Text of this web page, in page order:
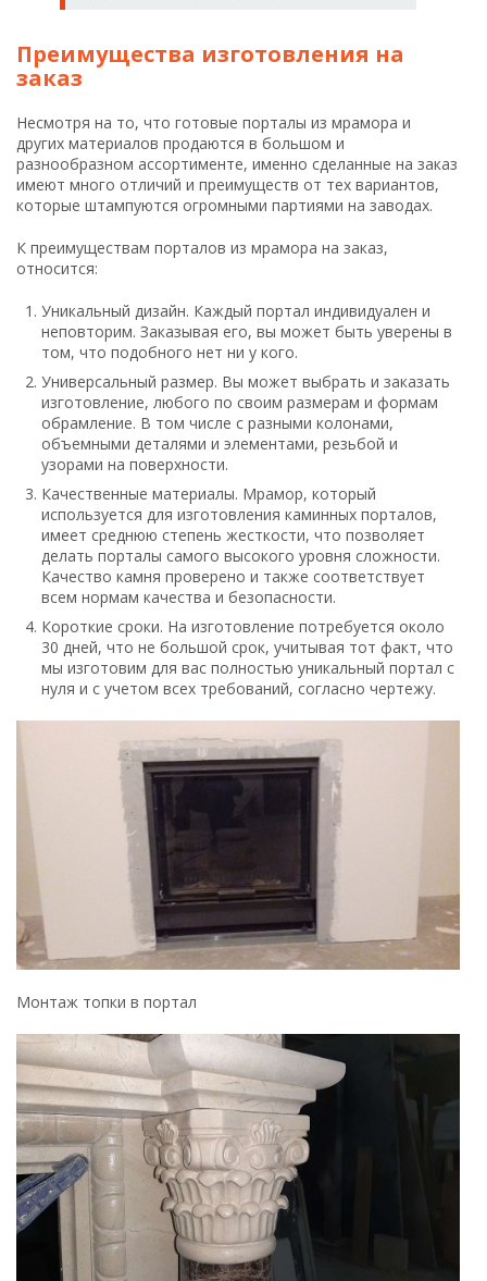
Преимущества изготовления на
заказ
Несмотря на то, что готовые порталы из мрамора и
других материалов продаются в большом и
разнообразном ассортименте, именно сделанные на заказ
имеют много отличий и преимуществ от тех вариантов,
которые штампуются огромными партиями на заводах.
К преимуществам порталов из мрамора на заказ,
относится:
Уникальный дизайн. Каждый портал индивидуален и
неповторим. Заказывая его, вы может быть уверены в
том, что подобного нет ни у кого.
Универсальный размер. Вы может выбрать и заказать
изготовление, любого по своим размерам и формам
обрамление. В том числе с разными колонами,
объемными деталями и элементами, резьбой и
узорами на поверхности.
Качественные материалы. Мрамор, который
используется для изготовления каминных порталов,
имеет среднюю степень жесткости, что позволяет
делать порталы самого высокого уровня сложности.
Качество камня проверено и также соответствует
всем нормам качества и безопасности.
Короткие сроки. На изготовление потребуется около
30 дней, что не большой срок, учитывая тот факт, что
мы изготовим для вас полностью уникальный портал с
нуля и с учетом всех требований, согласно чертежу.
Монтаж топки в портал